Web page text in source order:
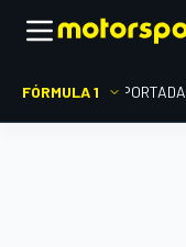
FÓRMULA 1 PORTADA